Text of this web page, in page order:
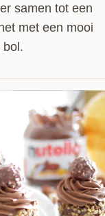
samen tot een
met een mooi
bol.